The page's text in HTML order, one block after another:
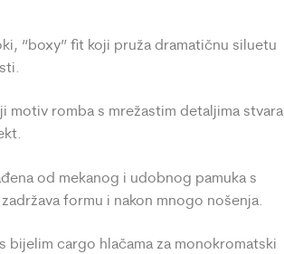
“boxy” fit koji pruža dramatičnu siluetu
motiv romba s mrežastim detaljima stvara
od mekanog i udobnog pamuka s
formu i nakon mnogo nošenja.
bijelim cargo hlačama za monokromatski